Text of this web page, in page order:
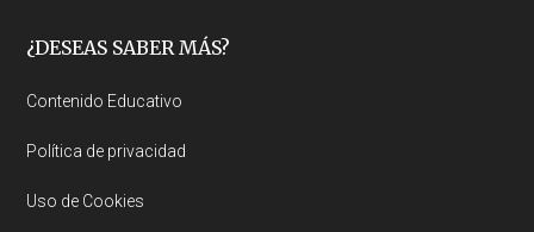
Footer
¿DESEAS SABER MÁS?
Contenido Educativo
Política de privacidad
Uso de Cookies